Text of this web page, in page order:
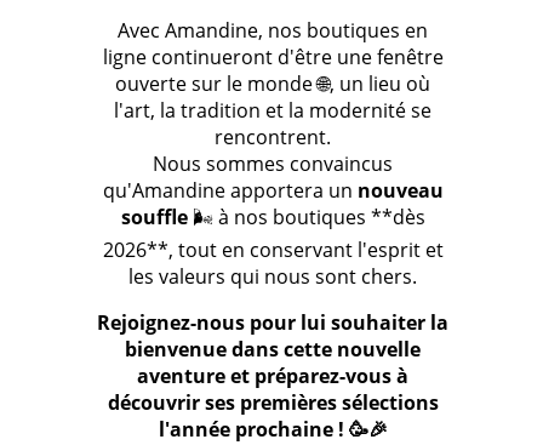
Avec Amandine, nos boutiques en
ligne continueront d'être une fenêtre
ouverte sur le monde 🌐, un lieu où
l'art, la tradition et la modernité se
rencontrent.
Nous sommes convaincus
qu'Amandine apportera un nouveau
souffle🌬️ à nos boutiques **dès
2026**, tout en conservant l'esprit et
les valeurs qui nous sont chers.
Rejoignez-nous pour lui souhaiter la
bienvenue dans cette nouvelle
aventure et préparez-vous à
découvrir ses premières sélections
l'année prochaine ! 🥳🎉